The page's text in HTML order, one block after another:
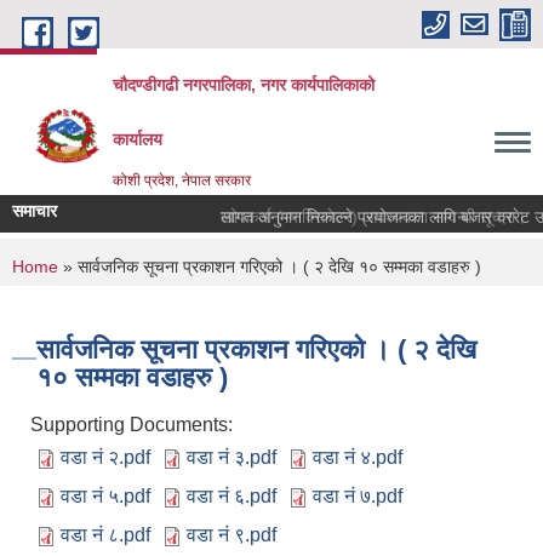
Skip to main content
चौदण्डीगढी नगरपालिका, नगर कार्यपालिकाको
कार्यालय
कोशी प्रदेश, नेपाल सरकार
समाचार खोपकर्ता (भ्याक्सिनेटर) आवश्यकता सम्वन्धी सूचना।
You are here
Home » सार्वजनिक सूचना प्रकाशन गरिएको । ( २ देखि १० सम्मका वडाहरु )
सार्वजनिक सूचना प्रकाशन गरिएको । ( २ देखि
१० सम्मका वडाहरु )
Supporting Documents:
वडा नं २.pdf
वडा नं ३.pdf
वडा नं ४.pdf
वडा नं ५.pdf
वडा नं ६.pdf
वडा नं ७.pdf
वडा नं ८.pdf
वडा नं ९.pdf